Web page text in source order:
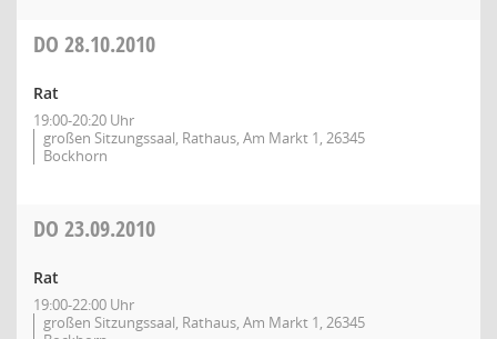
DO 28.10.2010
Rat
19:00-20:20 Uhr
großen Sitzungssaal, Rathaus, Am Markt 1, 26345
Bockhorn
DO 23.09.2010
Rat
19:00-22:00 Uhr
großen Sitzungssaal, Rathaus, Am Markt 1, 26345